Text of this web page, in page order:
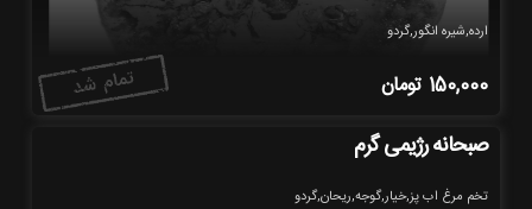
ارده,شیره انگور,گردو
150,000 تومان
صبحانه رژیمی گرم
تخم مرغ اب پز,خیار,گوجه,ریحان,گردو